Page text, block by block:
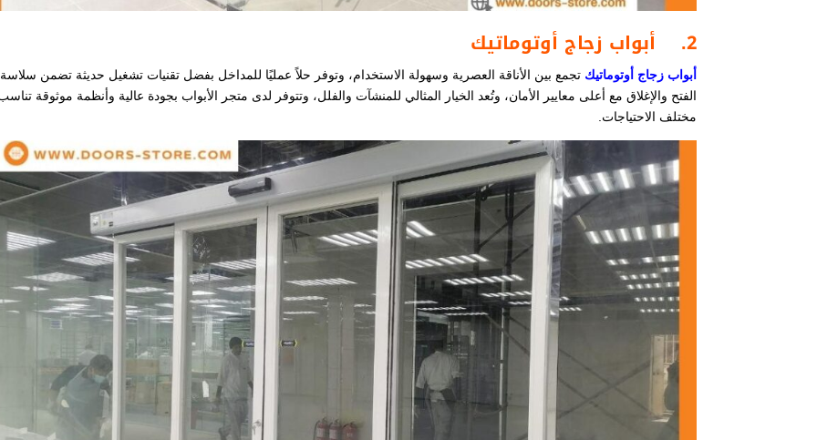
2. أبواب زجاج أوتوماتيك
أبواب زجاج أوتوماتيك تجمع بين الأناقة العصرية وسهولة الاستخدام، وتوفر حلاً عمليًا للمداخل بفضل تقنيات تشغيل حديثة تضمن سلاسة
الفتح والإغلاق مع أعلى معايير الأمان، وتُعد الخيار المثالي للمنشآت والفلل، وتتوفر لدى متجر الأبواب بجودة عالية وأنظمة موثوقة
مختلف الاحتياجات.